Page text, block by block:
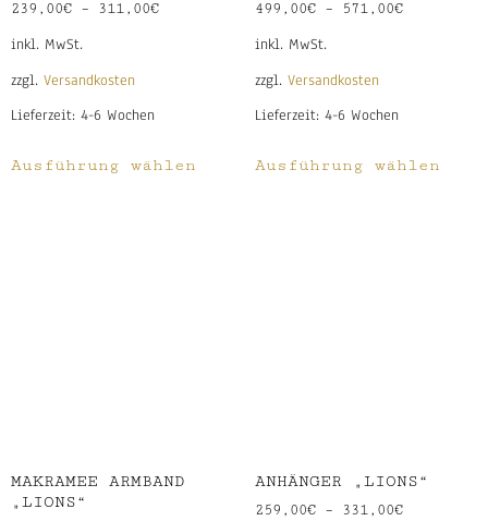
239,00€ – 311,00€
inkl. MwSt.
zzgl. Versandkosten
Lieferzeit: 4-6 Wochen
Ausführung wählen
499,00€ – 571,00€
inkl. MwSt.
zzgl. Versandkosten
Lieferzeit: 4-6 Wochen
Ausführung wählen
MAKRAMEE ARMBAND
„LIONS“
ANHÄNGER „LIONS“
259,00€ – 331,00€